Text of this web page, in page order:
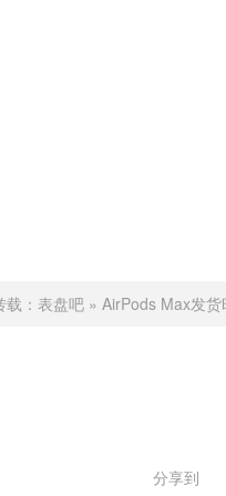
： 表盘吧 » AirPods Max发
分享到